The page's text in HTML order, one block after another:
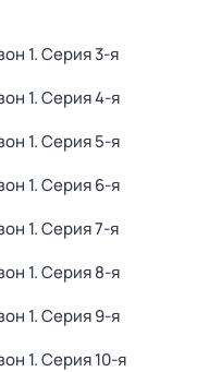
1. Серия 3-я
1. Серия 4-я
1. Серия 5-я
1. Серия 6-я
1. Серия 7-я
1. Серия 8-я
1. Серия 9-я
1. Серия 10-я